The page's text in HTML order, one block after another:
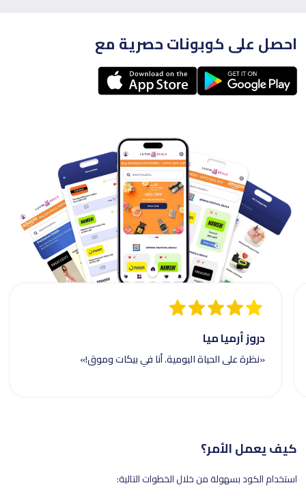
احصل على كوبونات حصرية مع
دروز أرميا ميا
«نظرة على الحياة اليومية. أنا في بيكات وموق!»
كيف يعمل الأمر؟
استخدام الكود بسهولة من خلال الخطوات التالية: